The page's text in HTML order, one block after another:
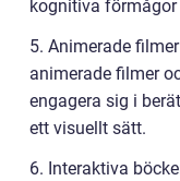
kognitiva
5. Animerade
animerade filmer
engagera sig i
ett visuellt sätt.
6. Interaktiva